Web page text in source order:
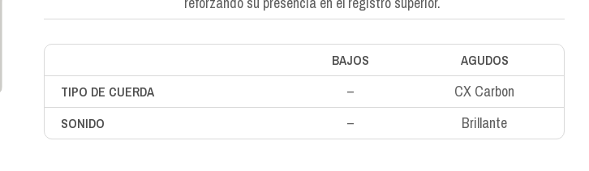
BAJOS
AGUDOS
TIPO DE CUERDA
– CX Carbon
SONIDO – Brillante